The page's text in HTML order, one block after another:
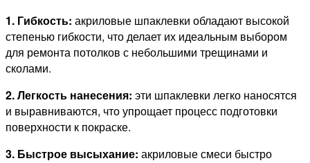
1. Гибкость: акриловые шпаклевки обладают высокой
степенью гибкости, что делает их идеальным выбором
для ремонта потолков с небольшими трещинами и
сколами.
2. Легкость нанесения: эти шпаклевки легко наносятся
и выравниваются, что упрощает процесс подготовки
поверхности к покраске.
3. Быстрое высыхание: акриловые смеси быстро